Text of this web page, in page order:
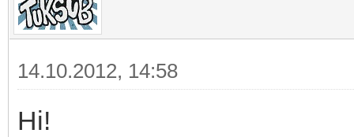
14.10.2012, 14:58
Hi!